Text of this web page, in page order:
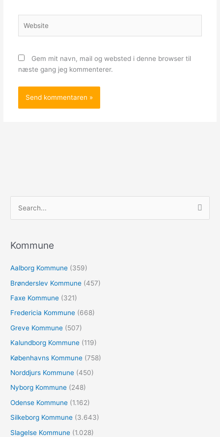
Gem mit navn, mail og websted i denne browser til
næste gang jeg kommenterer.
e
t
e
r
Kommune
Aalborg Kommune (359)
Brønderslev Kommune (457)
Faxe Kommune (321)
Fredericia Kommune (668)
Greve Kommune (507)
Kalundborg Kommune (119)
Københavns Kommune (758)
Norddjurs Kommune (450)
Nyborg Kommune (248)
Odense Kommune (1.162)
Silkeborg Kommune (3.643)
Slagelse Kommune (1.028)